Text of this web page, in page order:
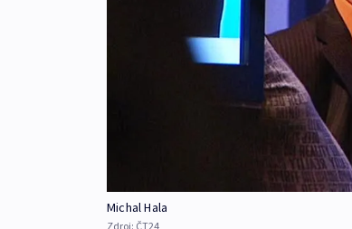
Michal Hala
Zdroj: ČT24